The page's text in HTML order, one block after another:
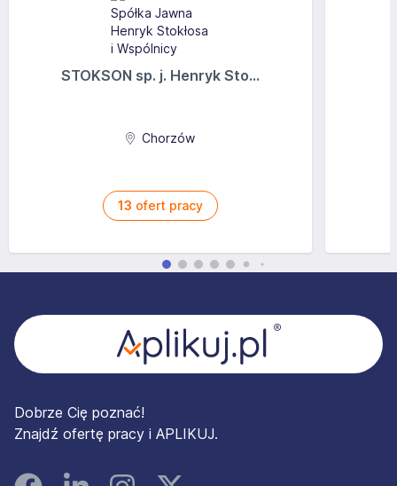
STOKSON sp. j. Henryk Sto...
Chorzów
13 ofert pracy
Dobrze Cię poznać!
Znajdź ofertę pracy i APLIKUJ.